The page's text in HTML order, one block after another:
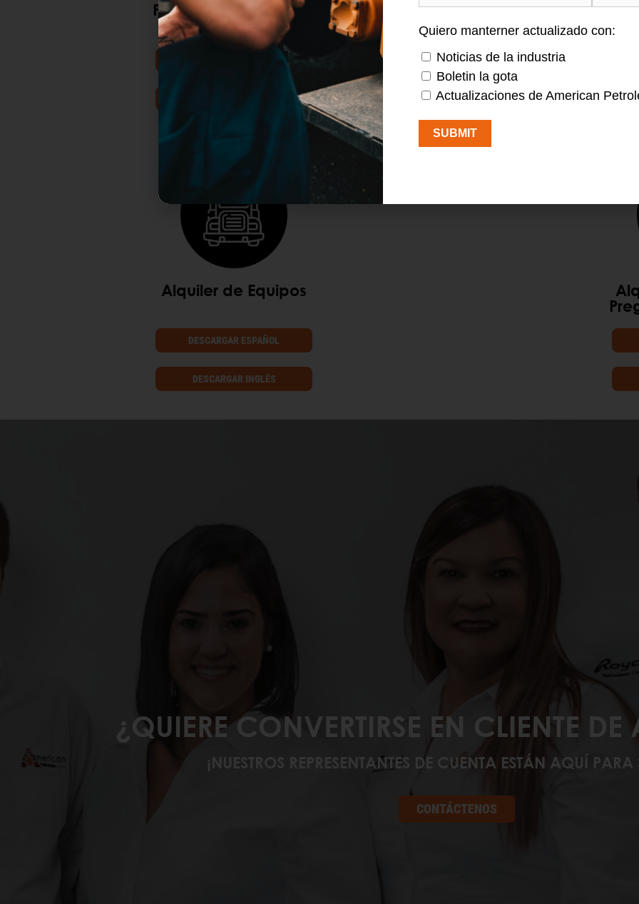
Programa de Manejo
de Tarjeta de Flota
Alquiler de Equipos
DESCARGAR ESPAÑOL
DESCARGAR INGLÉS
¿QUIERE CONVERTIRSE EN CLIENTE
¡NUESTROS REPRESENTANTES DE CUENTA ESTÁN AQUÍ PARA
CONTÁCTENOS
Quiero manterner actualizado con:
Noticias de la industria
Boletin la gota
Actualizaciones de American
SUBMIT